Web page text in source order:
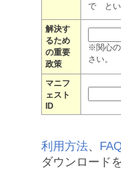
で とい
解決す
るため
の重要
政策
※関心の
さい。
マニフ
ェスト
ID
利用方法、
ダウンロード